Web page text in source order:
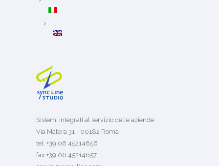
Sistemi integrati al servizio delle aziende
Via Matera 31 - 00182 Roma
tel. +39 06 45214656
fax +39 06 45214657